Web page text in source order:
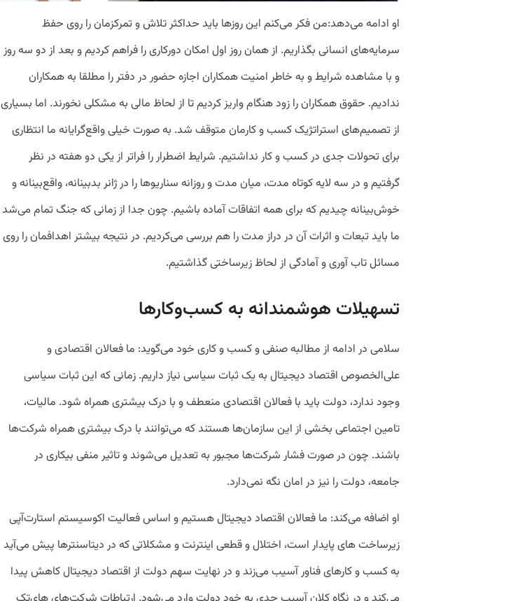
او ادامه می‌دهد:من فکر می‌‌کنم این روزها باید حداکثر تلاش و تمرکزمان را روی حفظ
سرمایه‌های انسانی بگذاریم. از همان روز اول امکان دورکاری را فراهم کردیم و بعد از دو سه روز
و با مشاهده شرایط و به خاطر امنیت همکاران اجازه حضور در دفتر را مطلقا به همکاران
ندادیم. حقوق همکاران را زود هنگام واریز کردیم تا از لحاظ مالی به مشکلی نخورند. اما بسیاری
از تصمیم‌های استراتژیک کسب و کارمان متوقف شد. به صورت خیلی واقع‌گرایانه ما انتظاری
برای تحولات جدی در کسب و کار نداشتیم. شرایط اضطرار را فراتر از یکی دو هفته در نظر
گرفتیم و در سه لایه کوتاه مدت، میان مدت و روزانه سناریوها را در ژانر بدبینانه، واقع‌بینانه و
خوش‌بینانه چیدیم که برای همه اتفاقات آماده باشیم. چون جدا از زمانی که جنگ تمام می‌شد
ما باید تبعات و اثرات آن در دراز مدت را هم بررسی می‌کردیم. در نتیجه بیشتر اهدافمان را روی
مسائل تاب آوری و آمادگی از لحاظ زیرساختی گذاشتیم.
تسهیلات هوشمندانه به کسب‌وکارها
سلامی در ادامه از مطالبه صنفی و کسب و کاری خود می‌گوید: ما فعالان اقتصادی و
علی‌‌الخصوص اقتصاد دیجیتال به یک ثبات سیاسی نیاز داریم. زمانی که این ثبات سیاسی
وجود ندارد، دولت باید با فعالان اقتصادی منعطف و با درک بیشتری همراه شود. مالیات‌،
تامین اجتماعی بخشی از این سازمان‌ها هستند که می‌توانند با درک بیشتری همراه شرکت‌ها
باشند. چون در صورت فشار شرکت‌ها مجبور به تعدیل می‌شوند و تاثیر منفی بیکاری در
جامعه، دولت را نیز در امان نگه نمی‌دارد.
او اضافه می‌کند: ما فعالان اقتصاد دیجیتال هستیم و اساس فعالیت اکوسیستم استارت‌آپی
زیرساخت های پایدار است، اختلال و قطعی اینترنت و مشکلاتی که در دیتاسنترها پیش می‌آید
به کسب و کارهای فناور آسیب می‌زند و در نهایت سهم دولت از اقتصاد دیجیتال کاهش پیدا